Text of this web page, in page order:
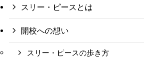
スリー・ピースとは
開校への想い
スリー・ピースの歩き方